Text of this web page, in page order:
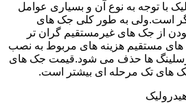
با توجه به نوع آن و بسیاری عوامل
است.ولی به طور کلی جک های
از جک های غیرمستقیم گران تر
مستقیم هزینه های مربوط به نصب
ها حذف می شود.قیمت جک های
های تک مرحله ای بیشتر است.